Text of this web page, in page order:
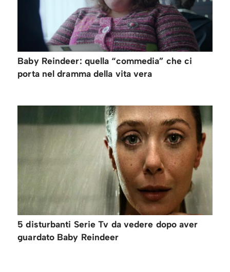
Baby Reindeer: quella “commedia” che ci
porta nel dramma della vita vera
5 disturbanti Serie Tv da vedere dopo aver
guardato Baby Reindeer